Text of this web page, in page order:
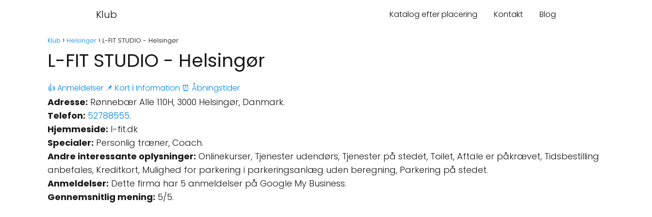
Klub Katalog efter placering Kontakt Blog
Klub Helsingør L-FIT STUDIO - Helsingør
L-FIT STUDIO - Helsingør
👍 Anmeldelser 📌 Kort ℹ️ Information ⏰ Åbningstider
Adresse: Rønnebær Alle 110H, 3000 Helsingør, Danmark.
Telefon: 52788555.
Hjemmeside: l-fit.dk
Specialer: Personlig træner, Coach.
Andre interessante oplysninger: Onlinekurser, Tjenester udendørs, Tjenester på stedet, Toilet, Aftale er påkrævet, Tidsbestilling
anbefales, Kreditkort, Mulighed for parkering i parkeringsanlæg uden beregning, Parkering på stedet.
Anmeldelser: Dette firma har 5 anmeldelser på Google My Business.
Gennemsnitlig mening: 5/5.